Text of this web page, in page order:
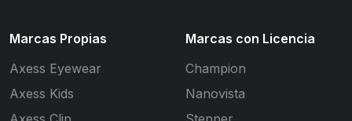
Marcas Propias
Axess Eyewear
Axess Kids
Marcas con Licencia
Champion
Nanovista